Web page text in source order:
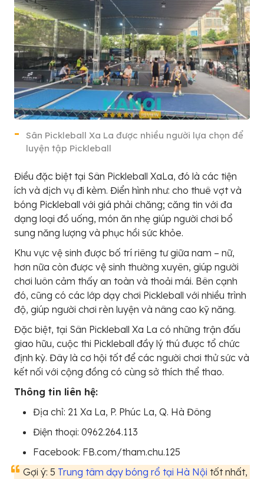
Sân Pickleball Xa La được nhiều người lựa chọn để
luyện tập Pickleball
Điều đặc biệt tại Sân Pickleball XaLa, đó là các tiện
ích và dịch vụ đi kèm. Điển hình như: cho thuê vợt và
bóng Pickleball với giá phải chăng; căng tin với đa
dạng loại đồ uống, món ăn nhẹ giúp người chơi bổ
sung năng lượng và phục hồi sức khỏe.
Khu vực vệ sinh được bố trí riêng tư giữa nam – nữ,
hơn nữa còn được vệ sinh thường xuyên, giúp người
chơi luôn cảm thấy an toàn và thoải mái. Bên cạnh
đó, cũng có các lớp dạy chơi Pickleball với nhiều trình
độ, giúp người chơi rèn luyện và nâng cao kỹ năng.
Đặc biệt, tại Sân Pickleball Xa La có những trận đấu
giao hữu, cuộc thi Pickleball đầy lý thú được tổ chức
định kỳ. Đây là cơ hội tốt để các người chơi thử sức và
kết nối với cộng đồng có cùng sở thích thể thao.
Thông tin liên hệ:
Địa chỉ: 21 Xa La, P. Phúc La, Q. Hà Đông
Điện thoại: 0962.264.113
Facebook: FB.com/tham.chu.125
Gợi ý: 5 Trung tâm dạy bóng rổ tại Hà Nội tốt nhất,